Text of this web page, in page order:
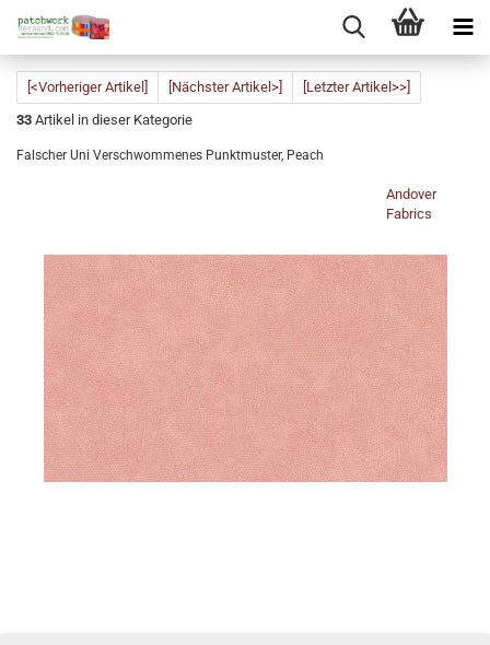
[<Vorheriger Artikel] [Nächster Artikel>]
[Letzter Artikel>>]
33 Artikel in dieser Kategorie
Falscher Uni Verschwommenes Punktmuster, Peach
Andover
Fabrics